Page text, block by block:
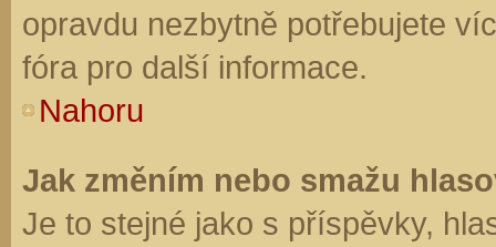
opravdu nezbytně potřebujete
fóra pro další informace.
Nahoru
Jak změním nebo smažu
Je to stejné jako s příspěvky,